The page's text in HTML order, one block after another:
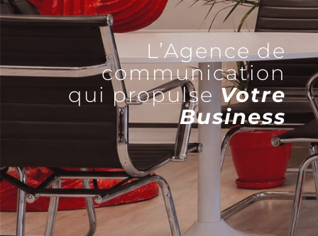
L’Agence de
communication
qui propulse Votre
Business